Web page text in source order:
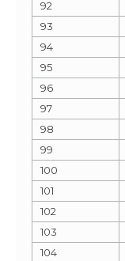
92
93
94
95
96
97
98
99
100
101
102
103
104